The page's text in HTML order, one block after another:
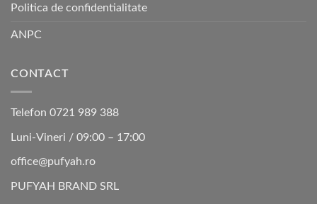
Politica de confidentialitate
ANPC
CONTACT
Telefon 0721 989 388
Luni-Vineri / 09:00 – 17:00
office@pufyah.ro
PUFYAH BRAND SRL